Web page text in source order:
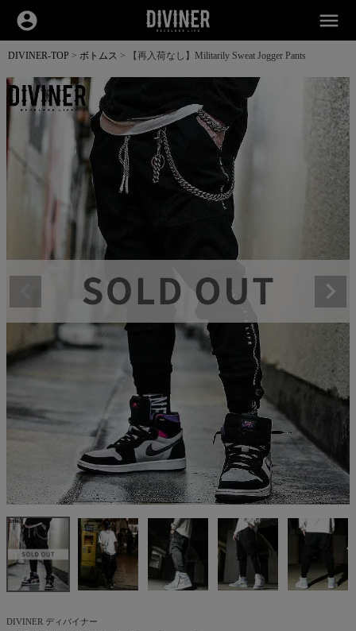
account_circle menu
DIVINER-TOP ボトムス 【再入荷なし】Militarily Sweat Jogger Pants
DIVINER ディバイナー